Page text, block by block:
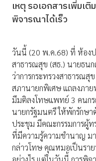
เหตุ รอเอกสารเพิ่มเ
พิจารณาได้เร็ว
วันนี้ (20 พ.ค.68) ที่ ห้อง
สาธารณสุข (สธ.) นายธน
ว่าการกระทรวงสาธารณสุ
สภานายกพิเศษ แถลงภา
มีมติลงโทษแพทย์ 3 คนก
นายกรัฐมนตรี ให้พักรักษ
ประชุม มีคณะกรรมการผู้
ที่มีความรู้ความชำนาญ
กล่าวโทษ คุณหมอเป็นรา